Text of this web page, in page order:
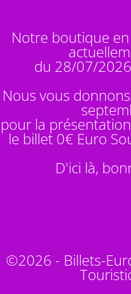
Notre boutique en
du 28/07/
Nous vous donnons
pour la
le billet 0€ Euro
D'ici là,
©2026 - Billets-